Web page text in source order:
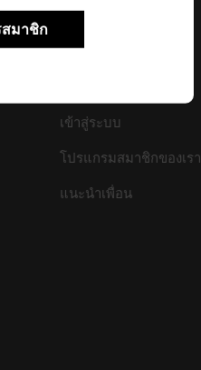
มาชิก
บัญชี
เข้าสู่ระบบ
โปรแกรมสมาชิกของเรา
แนะนำเพื่อน